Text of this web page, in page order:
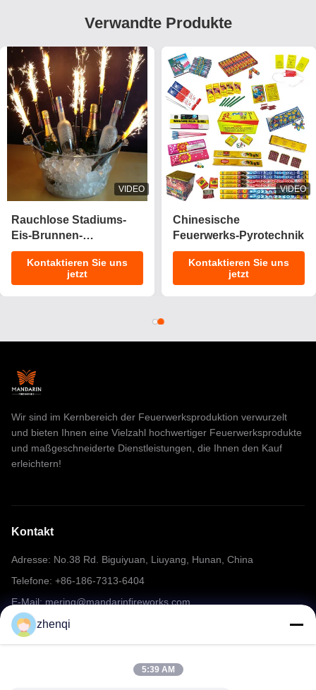
Verwandte Produkte
VIDEO
2025 Neues 1.4 Pro
Kuchenfeuerwerk 200
Schüsse Kuchen
Pyrotechnik
Verbraucherfeuerwerk
Kontaktieren Sie uns
jetzt
VIDEO
CE-Zulassung 1.4g
UN0336
Anpassungsfähige
Effekte Kuchen
Feuerwerk Pyrotechnik
Kontaktieren Sie uns
jetzt
Wir sind im Kernbereich der Feuerwerksproduktion verwurzelt
und bieten Ihnen eine Vielzahl hochwertiger Feuerwerksprodukte
und maßgeschneiderte Dienstleistungen, die Ihnen den Kauf
erleichtern!
Kontakt
Adresse: No.38 Rd. Biguiyuan, Liuyang, Hunan, China
Telefone: +86-186-7313-6404
E-Mail: mering@mandarinfireworks.com
zhenqi
5:39 AM